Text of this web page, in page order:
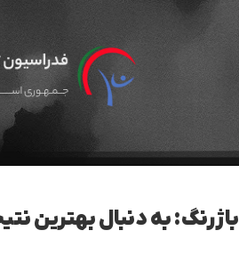
باژرنگ: به دنبال بهترین